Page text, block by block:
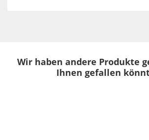
Wir haben andere Produkte
Ihnen gefallen